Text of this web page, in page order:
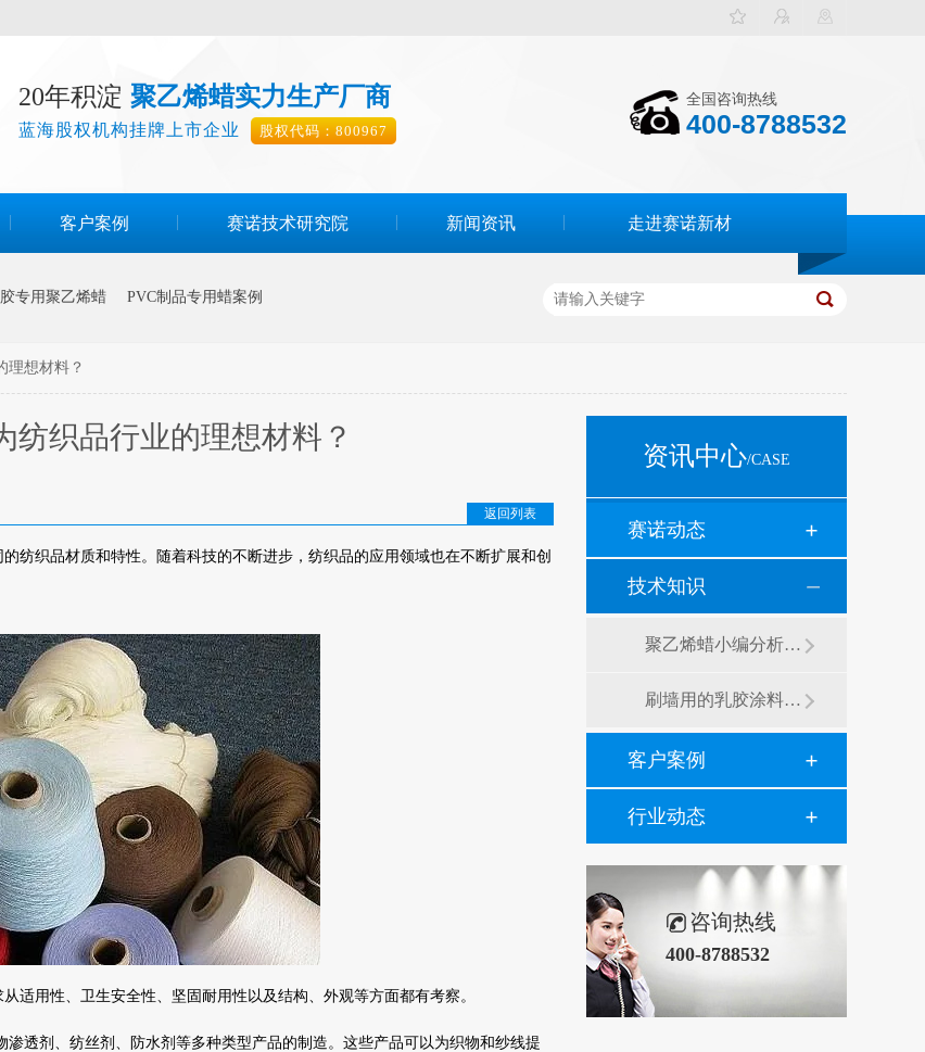
全国咨询热线
400-8788532
20年积淀 聚乙烯蜡实力生产厂商
蓝海股权机构挂牌上市企业 股权代码：800967
客户案例 赛诺技术研究院 新闻资讯 走进赛诺新材
专用聚乙烯蜡 PVC制品专用蜡案例
理想材料？
纺织品行业的理想材料？
返回列表
纺织品材质和特性。随着科技的不断进步，纺织品的应用领域也在不断扩展和创
适用性、卫生安全性、坚固耐用性以及结构、外观等方面都有考察。
透剂、纺丝剂、防水剂等多种类型产品的制造。这些产品可以为织物和纱线提
资讯中心/CASE
赛诺动态
技术知识
聚乙烯蜡小编分析有机硅消泡剂优缺点及主要分类和性能
刷墙用的乳胶涂料用青岛赛诺分散剂的原因竟然是....？
客户案例
行业动态
咨询热线
400-8788532